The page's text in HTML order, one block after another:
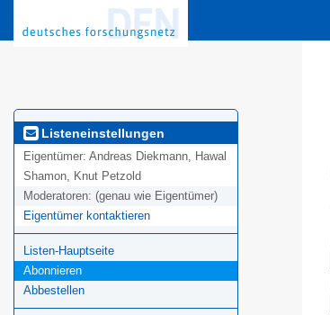
Listeneinstellungen
Eigentümer: Andreas Diekmann, Hawal
Shamon, Knut Petzold
Moderatoren: (genau wie Eigentümer)
Eigentümer kontaktieren
Listen-Hauptseite
Abonnieren
Abbestellen